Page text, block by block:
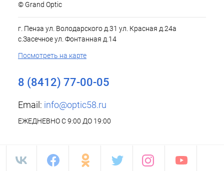
© Grand Optic
г. Пенза ул. Володарского д.31 ул. Красная д.24а
с.Засечное ул. Фонтанная д.14
Посмотреть на карте
8 (8412) 77-00-05
Email: info@optic58.ru
ЕЖЕДНЕВНО С 9:00 ДО 19:00